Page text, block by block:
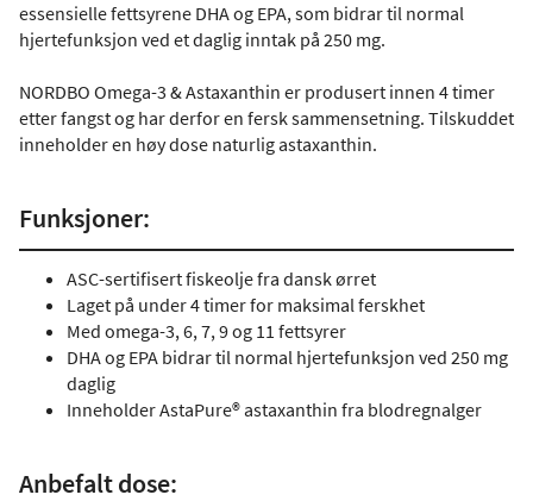
essensielle fettsyrene DHA og EPA, som bidrar til normal
hjertefunksjon ved et daglig inntak på 250 mg.
NORDBO Omega-3 & Astaxanthin er produsert innen 4 timer
etter fangst og har derfor en fersk sammensetning. Tilskuddet
inneholder en høy dose naturlig astaxanthin.
Funksjoner:
ASC-sertifisert fiskeolje fra dansk ørret
Laget på under 4 timer for maksimal ferskhet
Med omega-3, 6, 7, 9 og 11 fettsyrer
DHA og EPA bidrar til normal hjertefunksjon ved 250 mg
daglig
Inneholder AstaPure® astaxanthin fra blodregnalger
Anbefalt dose: